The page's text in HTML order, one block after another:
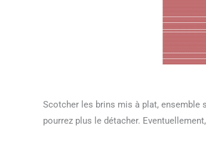
Scotcher les brins mis à plat, ensemble
pourrez plus le détacher.